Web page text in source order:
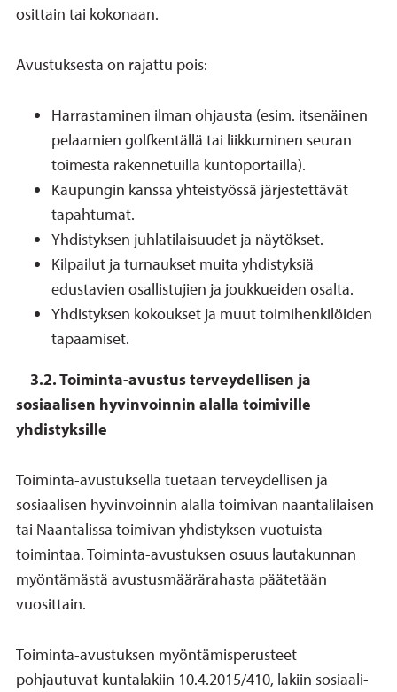
osittain tai kokonaan.
Avustuksesta on rajattu pois:
Harrastaminen ilman ohjausta (esim. itsenäinen
pelaamien golfkentällä tai liikkuminen seuran
toimesta rakennetuilla kuntoportailla).
Kaupungin kanssa yhteistyössä järjestettävät
tapahtumat.
Yhdistyksen juhlatilaisuudet ja näytökset.
Kilpailut ja turnaukset muita yhdistyksiä
edustavien osallistujien ja joukkueiden osalta.
Yhdistyksen kokoukset ja muut toimihenkilöiden
tapaamiset.
3.2. Toiminta-avustus terveydellisen ja
sosiaalisen hyvinvoinnin alalla toimiville
yhdistyksille
Toiminta-avustuksella tuetaan terveydellisen ja
sosiaalisen hyvinvoinnin alalla toimivan naantalilaisen
tai Naantalissa toimivan yhdistyksen vuotuista
toimintaa. Toiminta-avustuksen osuus lautakunnan
myöntämästä avustusmäärärahasta päätetään
vuosittain.
Toiminta-avustuksen myöntämisperusteet
pohjautuvat kuntalakiin 10.4.2015/410, lakiin sosiaali-